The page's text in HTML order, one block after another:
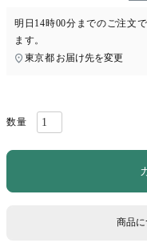
明日 14時00分 までのご注文で
ます。
東京都 お届け先を変更
商品